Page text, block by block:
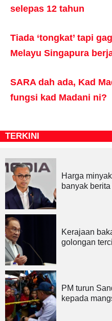
selepas 12 tahun
Tiada ‘tongkat’ tapi
Melayu Singapura
SARA dah ada, Kad
fungsi kad Madani ni?
TERKINI
Harga
banyak
Kerajaan
golongan
PM turun
kepada